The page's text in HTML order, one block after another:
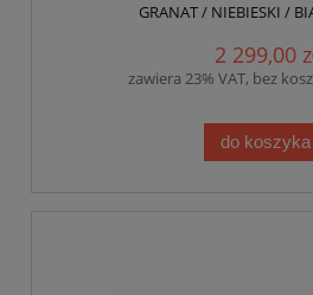
GRANAT / NIEBIESKI /
2 299,00
zawiera 23% VAT, bez
do koszyka